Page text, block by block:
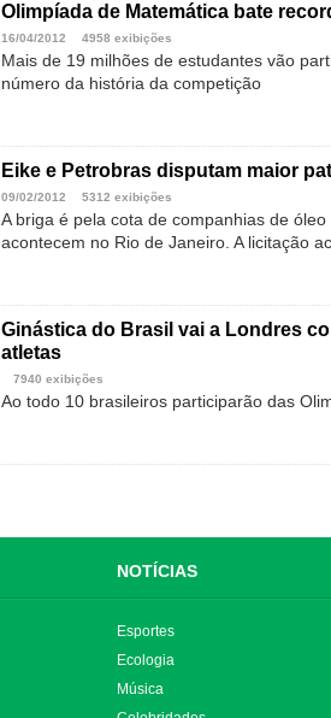
Olimpíada de Matemática bate
16/04/2012 4958 exibições
Mais de 19 milhões de estudantes vão
número da história da competição
Eike e Petrobras disputam maior
09/02/2012 5312 exibições
A briga é pela cota de companhias de
acontecem no Rio de Janeiro. A licitação
Ginástica do Brasil vai a Londres
atletas
7940 exibições
Ao todo 10 brasileiros participarão das
NOTÍCIAS
Esportes
Ecologia
Música